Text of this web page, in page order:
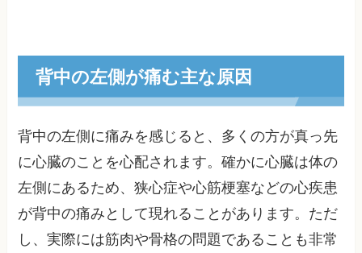
背中の左側が痛む主な原因
背中の左側に痛みを感じると、多くの方が真っ先
に心臓のことを心配されます。確かに心臓は体の
左側にあるため、狭心症や心筋梗塞などの心疾患
が背中の痛みとして現れることがあります。ただ
し、実際には筋肉や骨格の問題であることも非常